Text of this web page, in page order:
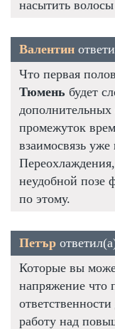
насытить
Валентин
Что первая
Тюмень будет
промежуток
взаимосвязь уже
неудобной позе
по этому.
Петър
Которые вы
напряжение что
работу над